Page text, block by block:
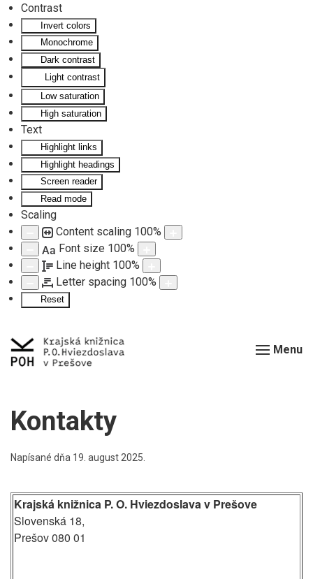
Contrast
Invert colors
Monochrome
Dark contrast
Light contrast
Low saturation
High saturation
Text
Highlight links
Highlight headings
Screen reader
Read mode
Scaling
Content scaling 100%
Aa Font size 100%
Line height 100%
Letter spacing 100%
Reset
Skip to main content
Menu
Kontakty
Napísané dňa 19. august 2025
Krajská knižnica P. O. Hviezdoslava v Prešove
Slovenská 18,
Prešov 080 01